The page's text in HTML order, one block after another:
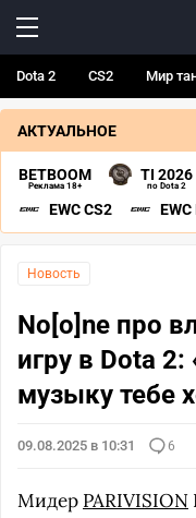
Dota 2 CS2 Мир
АКТУАЛЬНОЕ
BETBOOM
Реклама 18+
TI 2026
по Dota 2
EWC CS2 EWC
Новость
No[o]ne про
игру в Dota
музыку тебе
09.08.2025 в 10:31 6
Мидер PARIVISION